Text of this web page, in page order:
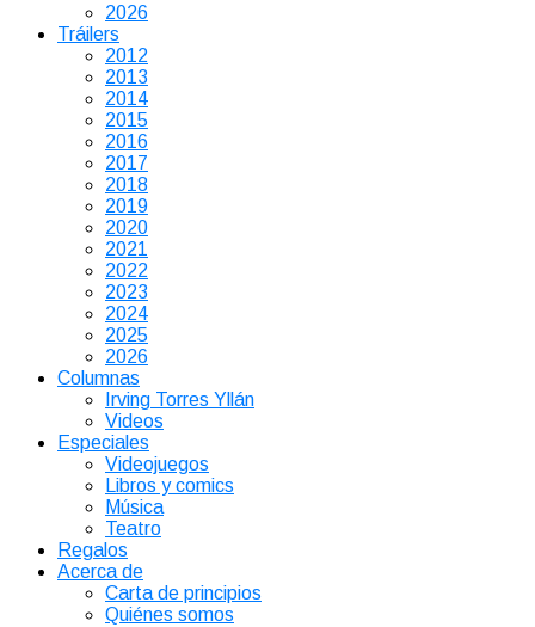
2026
Tráilers
2012
2013
2014
2015
2016
2017
2018
2019
2020
2021
2022
2023
2024
2025
2026
Columnas
Irving Torres Yllán
Videos
Especiales
Videojuegos
Libros y comics
Música
Teatro
Regalos
Acerca de
Carta de principios
Quiénes somos